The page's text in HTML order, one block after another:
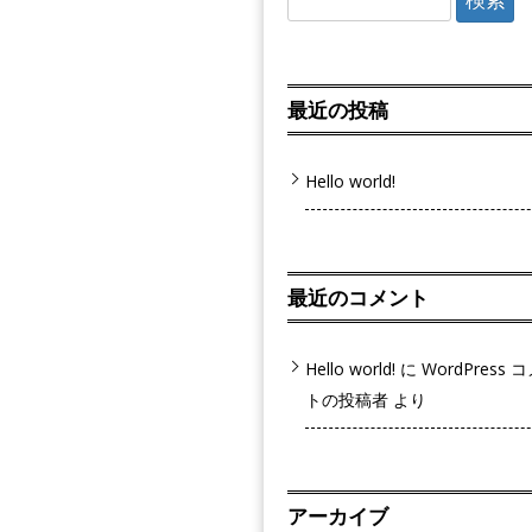
索:
最近の投稿
Hello world!
最近のコメント
Hello world! に WordPress コ
トの投稿者 より
アーカイブ